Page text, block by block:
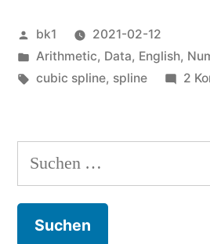
Veröffentlicht
von
bk1
2021-02-12
Veröffentlicht
unter
Arithmetic, Data, English,
Schlagwörter:
cubic spline, spline 2
Suchen
nach: